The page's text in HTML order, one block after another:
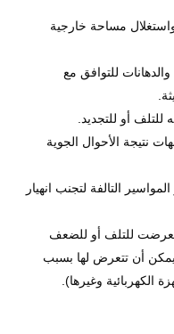
مساحة خارجية
للتوافق مع
أو للتجديد.
نتيجة الأحوال الجوية
المواسير التالفة لتجنب انهيار
تعرضت للتلف أو للضعف
أن تتعرض لها بسبب
الكهربائية وغيرها).